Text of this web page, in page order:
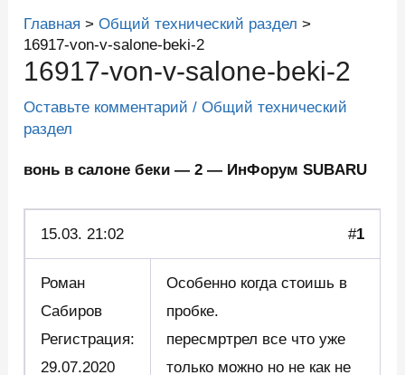
Главная
Общий технический раздел
16917-von-v-salone-beki-2
16917-von-v-salone-beki-2
Оставьте комментарий /Общий технический
раздел
вонь в салоне беки — 2 — ИнФорум SUBARU
15.03. 21:02 #1
Роман
Сабиров
Регистрация:
29.07.2020
Особенно когда стоишь в
пробке.
пересмртрел все что уже
только можно но не как не